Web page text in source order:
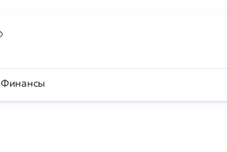
Финансы